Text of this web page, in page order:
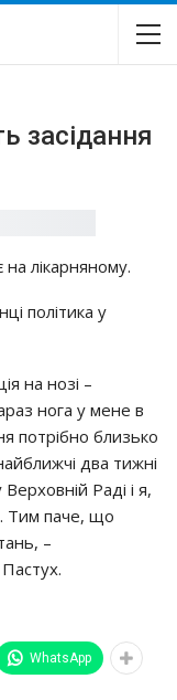
засідання
лікарняному.
політика у
на нозі –
нога у мене в
потрібно близько
два тижні
Раді і я,
Тим паче, що
–
WhatsApp